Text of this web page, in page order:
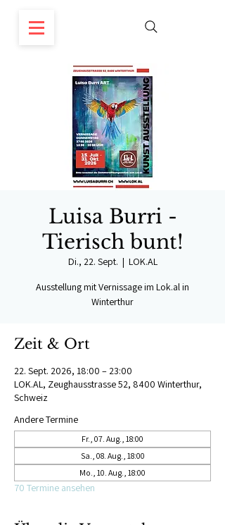
Luisa Burri -
Tierisch bunt!
Di., 22. Sept.
  |
LOK.AL
Ausstellung mit Vernissage im Lok.al in
Winterthur
Zeit & Ort
22. Sept. 2026, 18:00 – 23:00
LOK.AL, Zeughausstrasse 52, 8400 Winterthur,
Schweiz
Andere Termine
Fr., 07. Aug., 18:00
Sa., 08. Aug., 18:00
Mo., 10. Aug., 18:00
70 Termine ansehen